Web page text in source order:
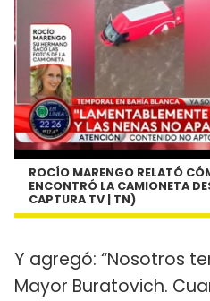
ROCÍO MARENGO RELATÓ
ENCONTRÓ LA CAMIONETA
CAPTURA TV | TN)
Y agregó: “Nosotros
Mayor Buratovich.